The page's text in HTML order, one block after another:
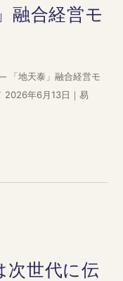
合経営モ
「地天泰」融合経営モ
2026年6月13日｜易
次世代に伝